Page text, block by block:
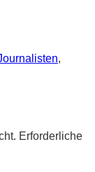
,
Erforderliche